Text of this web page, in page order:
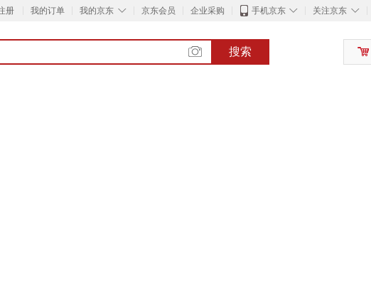
册 我的订单 ◇
我的京东 京东会员 企业采购 ◇
手机京东 ◇
关注京东
搜索